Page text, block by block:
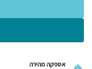
אספקה מהירה